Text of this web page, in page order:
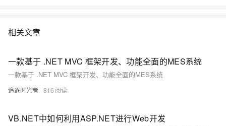
相关文章
一款基于 .NET MVC 框架开发、功能全面的MES系统
一款基于 .NET MVC 框架开发、功能全面的MES系统
追逐时光者 816
VB.NET中如何利用ASP.NET进行Web开发